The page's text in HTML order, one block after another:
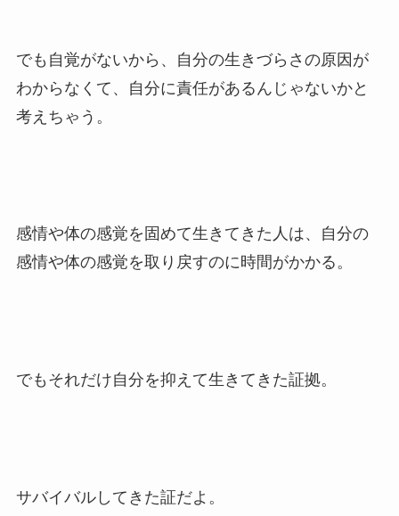
でも自覚がないから、自分の生きづらさの原因が
わからなくて、自分に責任があるんじゃないかと
考えちゃう。
感情や体の感覚を固めて生きてきた人は、自分の
感情や体の感覚を取り戻すのに時間がかかる。
でもそれだけ自分を抑えて生きてきた証拠。
サバイバルしてきた証だよ。